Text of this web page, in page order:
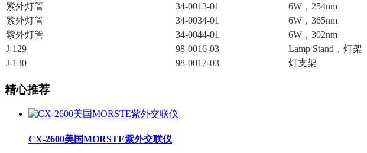
紫外灯管
34-0013-01
6W，254nm
紫外灯管
34-0034-01
6W，365nm
紫外灯管
34-0044-01
6W，302nm
J-129
98-0016-03
Lamp Stand，灯架
J-130
98-0017-03 灯支架
精心推荐
CX-2600美国MORSTE紫外交联仪